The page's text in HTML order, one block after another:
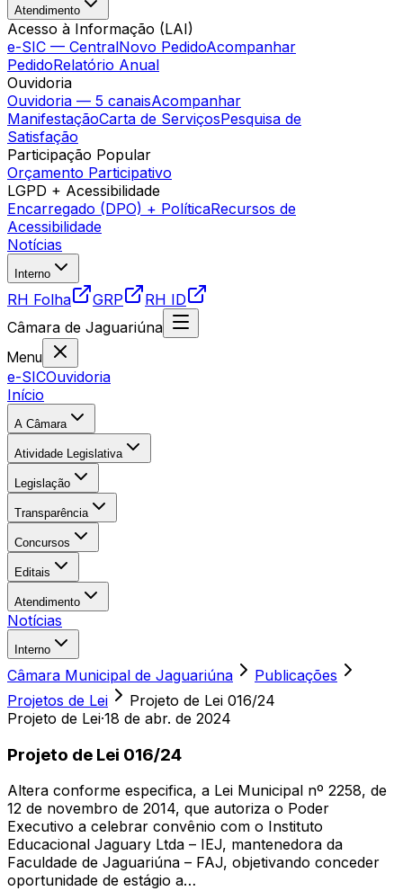
Atendimento
Acesso à Informação (LAI)
e-SIC — CentralNovo PedidoAcompanhar
PedidoRelatório Anual
Ouvidoria
Ouvidoria — 5 canaisAcompanhar
ManifestaçãoCarta de ServiçosPesquisa de
Satisfação
Participação Popular
Orçamento Participativo
LGPD + Acessibilidade
Encarregado (DPO) + PolíticaRecursos de
Acessibilidade
Notícias
Interno
RH Folha GRP
RH ID
Câmara de Jaguariúna
Menu
e-SICOuvidoria
Início
A Câmara
Atividade Legislativa
Legislação
Transparência
Concursos
Editais
Atendimento
Notícias
Interno
Câmara Municipal de Jaguariúna
Publicações
Projetos de Lei
Projeto de Lei 016/24
Projeto de Lei·18 de abr. de 2024
Projeto de Lei 016/24
Altera conforme especifica, a Lei Municipal nº 2258, de
12 de novembro de 2014, que autoriza o Poder
Executivo a celebrar convênio com o Instituto
Educacional Jaguary Ltda – IEJ, mantenedora da
Faculdade de Jaguariúna – FAJ, objetivando conceder
oportunidade de estágio a…